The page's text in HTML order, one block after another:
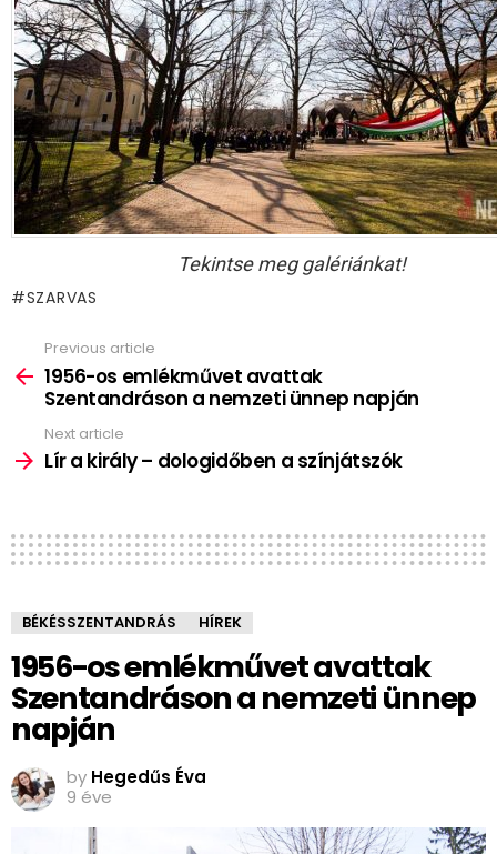
Tekintse meg galériánkat!
SZARVAS
more
Previous article
1956-os emlékművet avattak
Szentandráson a nemzeti ünnep napján
Next article
Lír a király – dologidőben a színjátszók
BÉKÉSSZENTANDRÁS HÍREK
1956-os emlékművet avattak
Szentandráson a nemzeti ünnep
napján
by Hegedűs Éva
9 éve